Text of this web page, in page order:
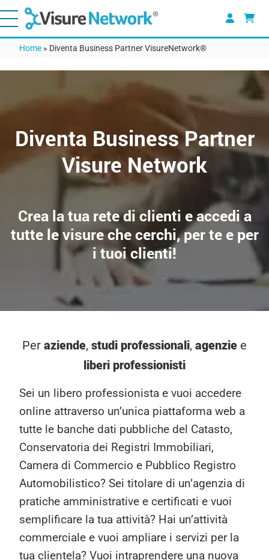
Home » Diventa Business Partner VisureNetwork®
Diventa Business Partner
Visure Network
Crea la tua rete di clienti e accedi a
tutte le visure che cerchi, per te e per
i tuoi clienti!
Per aziende, studi professionali, agenzie e
liberi professionisti
Sei un libero professionista e vuoi accedere
online attraverso un’unica piattaforma web a
tutte le banche dati pubbliche del Catasto,
Conservatoria dei Registri Immobiliari,
Camera di Commercio e Pubblico Registro
Automobilistico? Sei titolare di un’agenzia di
pratiche amministrative e certificati e vuoi
semplificare la tua attività? Hai un’attività
commerciale e vuoi ampliare i servizi per la
tua clientela? Vuoi intraprendere una nuova